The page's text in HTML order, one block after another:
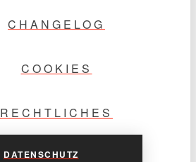
CHANGELOG
COOKIES
RECHTLICHES
DATENSCHUTZ